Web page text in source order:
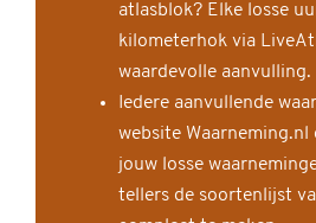
atlasblok? Elke losse
kilometerhok via
waardevolle aanvulling.
Iedere aanvullende
website
jouw losse
tellers de soortenlijst